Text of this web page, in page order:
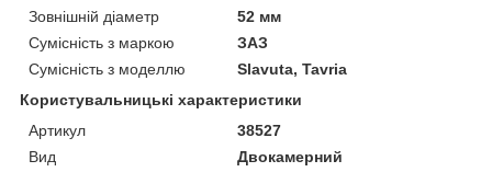
Зовнішній діаметр
52 мм
Сумісність з маркою
ЗАЗ
Сумісність з моделлю
Slavuta, Tavria
Користувальницькі характеристики
Артикул
38527
Вид
Двокамерний